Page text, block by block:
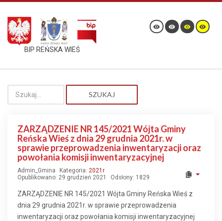
BIP REŃSKA WIEŚ
SZUKAJ
ZARZĄDZENIE NR 145/2021 Wójta Gminy
Reńska Wieś z dnia 29 grudnia 2021r. w
sprawie przeprowadzenia inwentaryzacji oraz
powołania komisji inwentaryzacyjnej
Admin_Gmina Kategoria: 2021r
Opublikowano: 29 grudzień 2021
Odsłony: 1829
ZARZĄDZENIE NR 145/2021 Wójta Gminy Reńska Wieś z
dnia 29 grudnia 2021r. w sprawie przeprowadzenia
inwentaryzacji oraz powołania komisji inwentaryzacyjnej